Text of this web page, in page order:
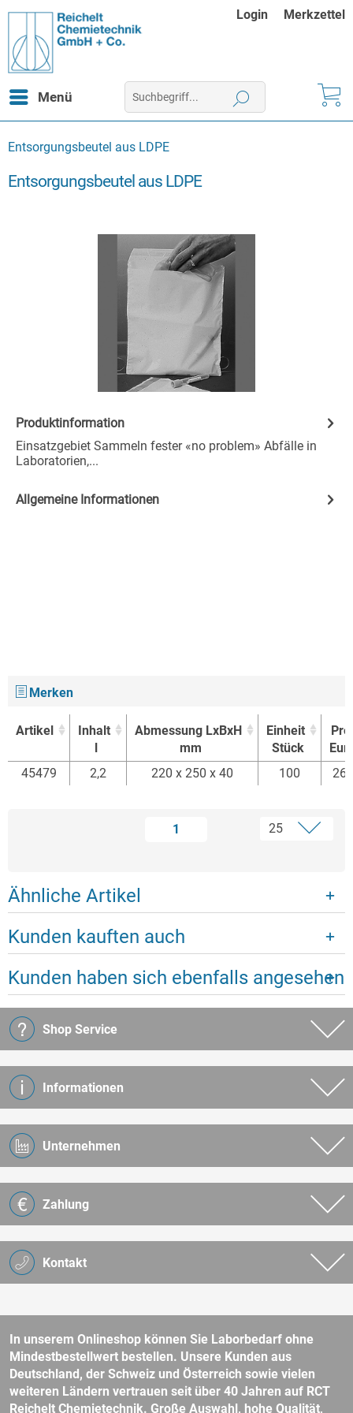
Login Merkzettel
Menü
Entsorgungsbeutel aus LDPE
Entsorgungsbeutel aus LDPE
Produktinformation
Einsatzgebiet Sammeln fester «no problem» Abfälle in
Laboratorien,...
Allgemeine Informationen
Merken
Artikel
Inhalt
l
Abmessung LxBxH
mm
Einheit
Stück
Artikel
Inhalt
Abmessung LxBxH
Einheit
45479 2,2 220 x 250 x 40 100
1
Ähnliche Artikel
Kunden kauften auch
Kunden haben sich ebenfalls angesehen
Kontakt
Shop Service
Informationen
Unternehmen
Zahlung
In unserem Onlineshop können Sie Laborbedarf ohne
Mindestbestellwert bestellen. Unsere Kunden aus
Deutschland, der Schweiz und Österreich sowie vielen
weiteren Ländern vertrauen seit über 40 Jahren auf RCT
Reichelt Chemietechnik. Große Auswahl, hohe Qualität,